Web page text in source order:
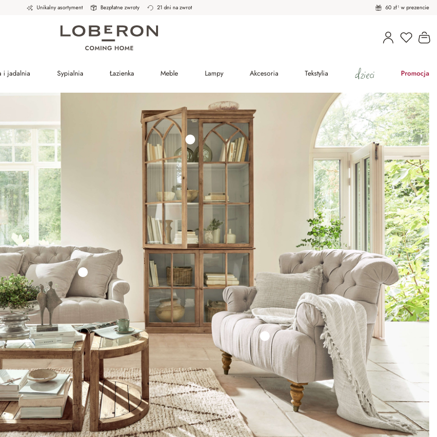
Unikalny asortyment Bezpłatne zwroty 21 dni na zwrot 60 zł¹ w prezencie
Masz
i jadalnia Sypialnia Łazienka Meble Lampy Akcesoria Tekstylia dzieci Promocja